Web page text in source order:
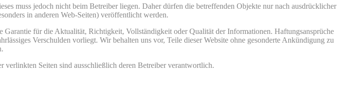
muss jedoch nicht beim Betreiber liegen. Daher dürfen die betreffenden Objekte nur nach ausdrücklicher
in anderen Web-Seiten) veröffentlicht werden.
für die Aktualität, Richtigkeit, Vollständigkeit oder Qualität der Informationen. Haftungsansprüche
Verschulden vorliegt. Wir behalten uns vor, Teile dieser Website ohne gesonderte Ankündigung zu
Seiten sind ausschließlich deren Betreiber verantwortlich.